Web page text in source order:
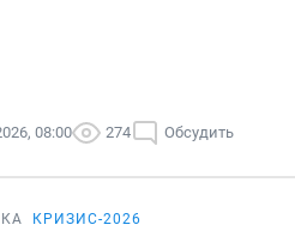
08:00 274 Обсудить
КРИЗИС-2026